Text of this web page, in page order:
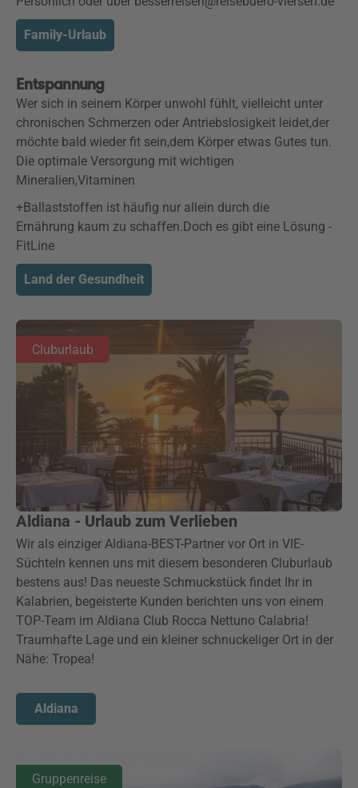
Family-Urlaub
Entspannung
Wer sich in seinem Körper unwohl fühlt, vielleicht unter
chronischen Schmerzen oder Antriebslosigkeit leidet,der
möchte bald wieder fit sein,dem Körper etwas Gutes tun.
Die optimale Versorgung mit wichtigen
Mineralien,Vitaminen
+Ballaststoffen ist häufig nur allein durch die
Ernährung kaum zu schaffen.Doch es gibt eine Lösung -
FitLine
Land der Gesundheit
Cluburlaub
Aldiana - Urlaub zum Verlieben
Wir als einziger Aldiana-BEST-Partner vor Ort in VIE-
Süchteln kennen uns mit diesem besonderen Cluburlaub
bestens aus! Das neueste Schmuckstück findet Ihr in
Kalabrien, begeisterte Kunden berichten uns von einem
TOP-Team im Aldiana Club Rocca Nettuno Calabria!
Traumhafte Lage und ein kleiner schnuckeliger Ort in der
Nähe: Tropea!
Aldiana
Gruppenreise